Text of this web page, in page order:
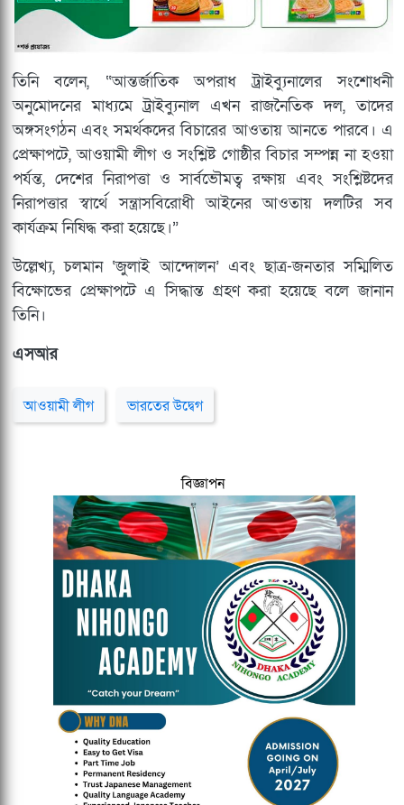
তিনি বলেন, “আন্তর্জাতিক অপরাধ ট্রাইব্যুনালের সংশোধনী
অনুমোদনের মাধ্যমে ট্রাইব্যুনাল এখন রাজনৈতিক দল, তাদের
অঙ্গসংগঠন এবং সমর্থকদের বিচারের আওতায় আনতে পারবে। এ
প্রেক্ষাপটে, আওয়ামী লীগ ও সংশ্লিষ্ট গোষ্ঠীর বিচার সম্পন্ন না হওয়া
পর্যন্ত, দেশের নিরাপত্তা ও সার্বভৌমত্ব রক্ষায় এবং সংশ্লিষ্টদের
নিরাপত্তার স্বার্থে সন্ত্রাসবিরোধী আইনের আওতায় দলটির সব
কার্যক্রম নিষিদ্ধ করা হয়েছে।”
উল্লেখ্য, চলমান ‘জুলাই আন্দোলন’ এবং ছাত্র-জনতার সম্মিলিত
বিক্ষোভের প্রেক্ষাপটে এ সিদ্ধান্ত গ্রহণ করা হয়েছে বলে জানান
তিনি।
এসআর
আওয়ামী লীগ ভারতের উদ্বেগ
বিজ্ঞাপন